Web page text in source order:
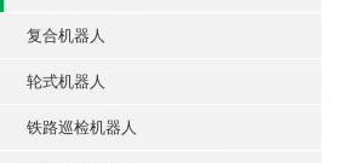
复合机器人
轮式机器人
铁路巡检机器人